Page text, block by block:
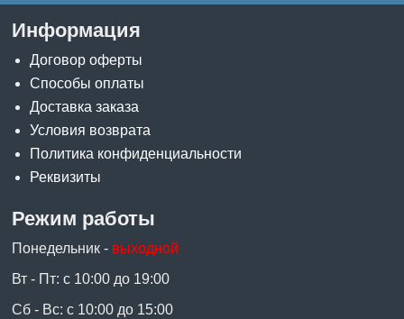
Информация
Договор оферты
Способы оплаты
Доставка заказа
Условия возврата
Политика конфиденциальности
Реквизиты
Режим работы
Понедельник - выходной
Вт - Пт: с 10:00 до 19:00
Сб - Вс: с 10:00 до 15:00